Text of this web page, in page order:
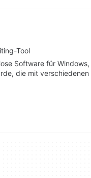
Tool
Software für
die mit